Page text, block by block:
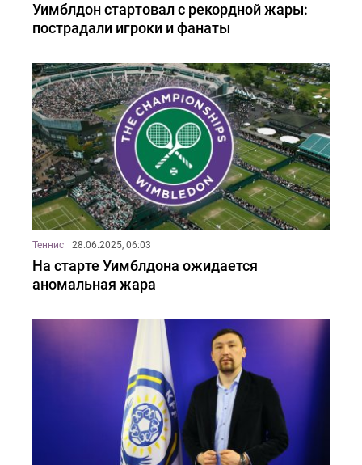
Уимблдон стартовал с рекордной жары:
пострадали игроки и фанаты
Теннис 28.06.2025, 06:03
На старте Уимблдона ожидается
аномальная жара